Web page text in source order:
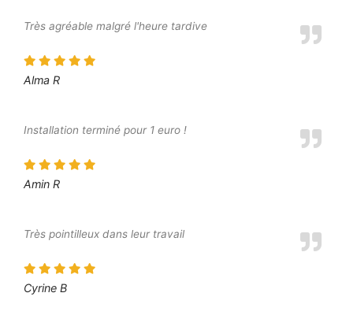
Très agréable malgré l'heure tardive
Alma R
Installation terminé pour 1 euro !
Amin R
Très pointilleux dans leur travail
Cyrine B